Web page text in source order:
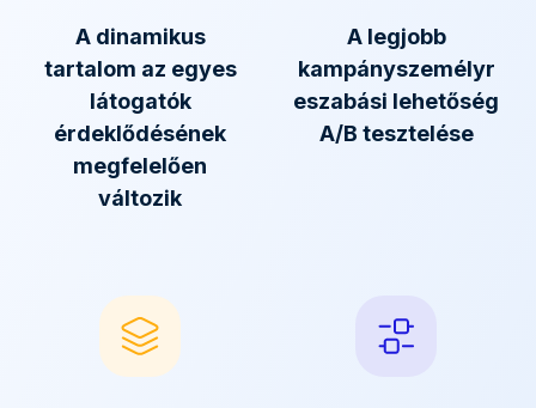
A dinamikus
tartalom az egyes
látogatók
érdeklődésének
megfelelően
változik
A legjobb
kampányszemélyr
eszabási lehetőség
A/B tesztelése